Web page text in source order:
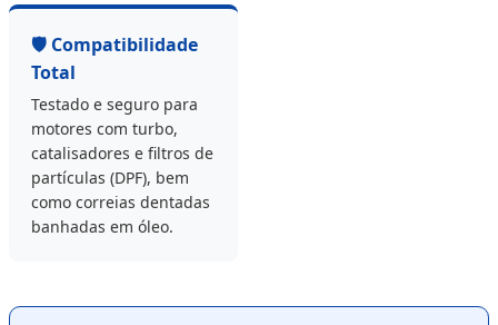
🛡️ Compatibilidade
Total
Testado e seguro para
motores com turbo,
catalisadores e filtros de
partículas (DPF), bem
como correias dentadas
banhadas em óleo.